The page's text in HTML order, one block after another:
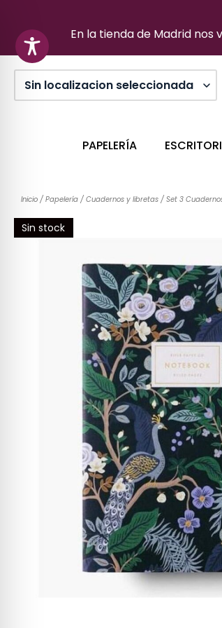
contenido
En la tienda de Madrid nos
PAPELERÍA
Inicio / Papelería / Cuadernos y libretas / Set 3
Sin stock